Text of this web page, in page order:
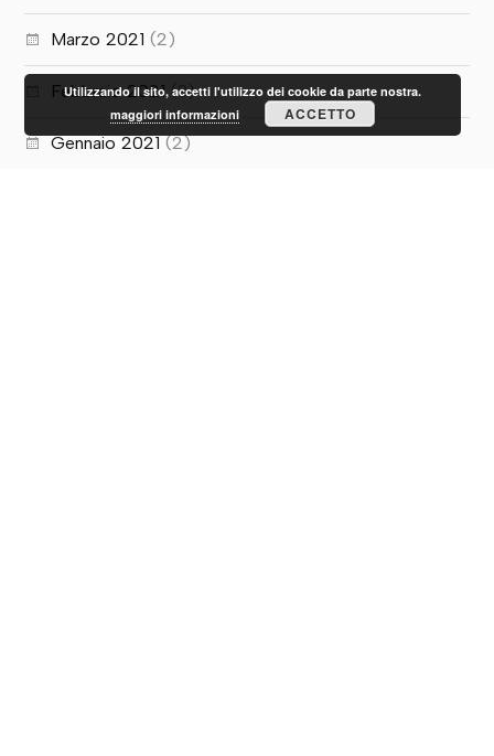
Marzo 2021 (2)
Febbraio 2021(3)
Gennaio 2021 (2)
Utilizzando il sito, accetti l'utilizzo dei cookie da parte nostra.
maggiori informazioni
ACCETTO